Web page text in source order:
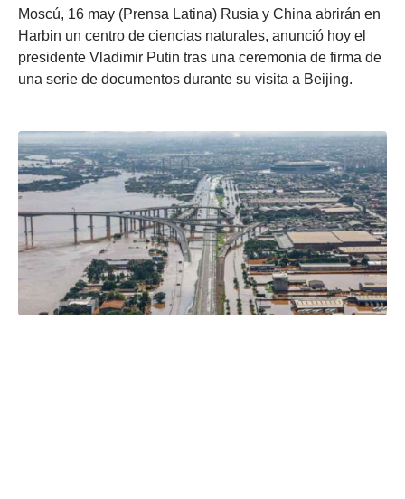
Moscú, 16 may (Prensa Latina) Rusia y China abrirán en
Harbin un centro de ciencias naturales, anunció hoy el
presidente Vladimir Putin tras una ceremonia de firma de
una serie de documentos durante su visita a Beijing.